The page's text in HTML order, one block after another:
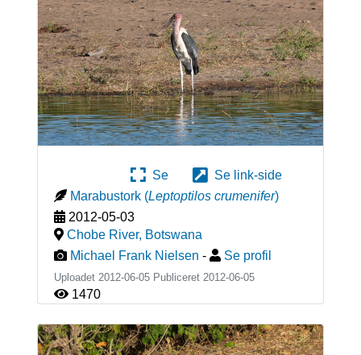
Se
Se link-side
Marabustork (Leptoptilos crumenifer)
2012-05-03
Chobe River, Botswana
Michael Frank Nielsen - Se profil
Uploadet 2012-06-05 Publiceret 2012-06-05
1470